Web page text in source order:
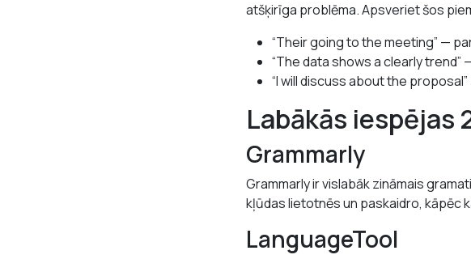
atšķirīga problēma. Apsveriet šos
“Their going to the meeting” —
“The data shows a clearly
“I will discuss about the
Labākās iespējas
Grammarly
Grammarly ir vislabāk zināmais
kļūdas lietotnēs un paskaidro, kāpēc
LanguageTool